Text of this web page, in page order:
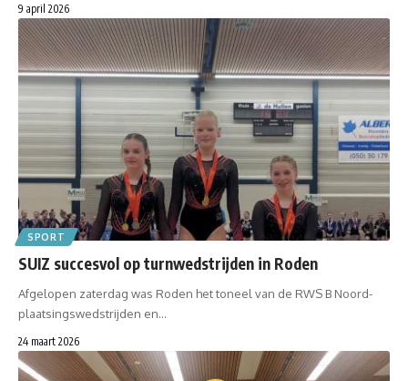
9 april 2026
SPORT
SUIZ succesvol op turnwedstrijden in Roden
Afgelopen zaterdag was Roden het toneel van de RWS B Noord-
plaatsingswedstrijden en…
24 maart 2026